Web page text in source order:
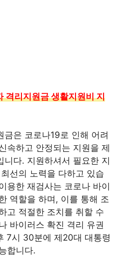
격리지원금 생활지원비 지
금은 코로나19로 인해 어려
속하고 안정되는 지원을 제
니다. 지원하셔서 필요한 지
선의 노력을 다하고 있습
용한 재검사는 코로나 바이
역할을 하며, 이를 통해 조
고 적절한 조치를 취할 수
바이러스 확진 격리 유권
7시 30분에 제20대 대통령
합니다.